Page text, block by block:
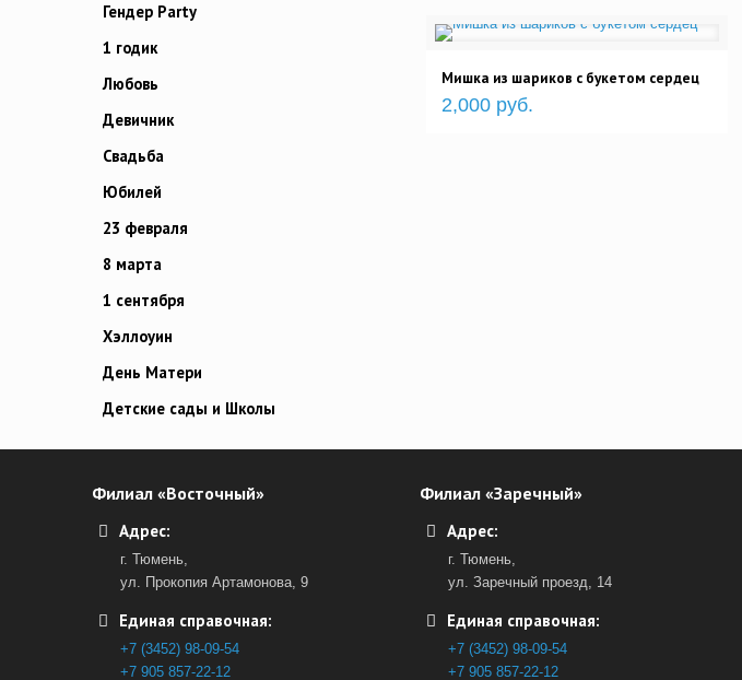
Мишка из шариков с букетом сердец
2,000 руб.
Гендер Party
1 годик
Любовь
Девичник
Свадьба
Юбилей
23 февраля
8 марта
1 сентября
Хэллоуин
День Матери
Детские сады и Школы
Филиал «Восточный»
Адрес:
г. Тюмень,
ул. Прокопия Артамонова, 9
Единая справочная:
+7 (3452) 98-09-54
+7 905 857-22-12
Филиал «Заречный»
Адрес:
г. Тюмень,
ул. Заречный проезд, 14
Единая справочная:
+7 (3452) 98-09-54
+7 905 857-22-12